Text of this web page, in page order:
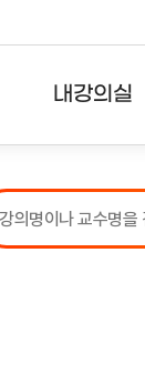
내강의실
강의리스트
수강확인증강